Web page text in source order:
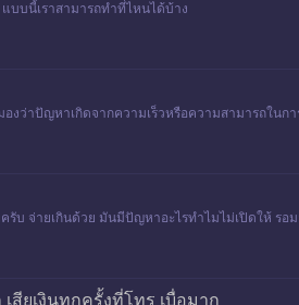
บบนี้เราสามารถทำที่ไหนได้บ้าง
ว่าปัญหาเกิดจากความเร็วหรือความสามารถในก
รับ จ่ายเกินด้วย มันมีปัญหาอะไรทำไมไม่เปิดให้ รอ
สียเงินทุกครั้งที่โทร เบื่อมาก